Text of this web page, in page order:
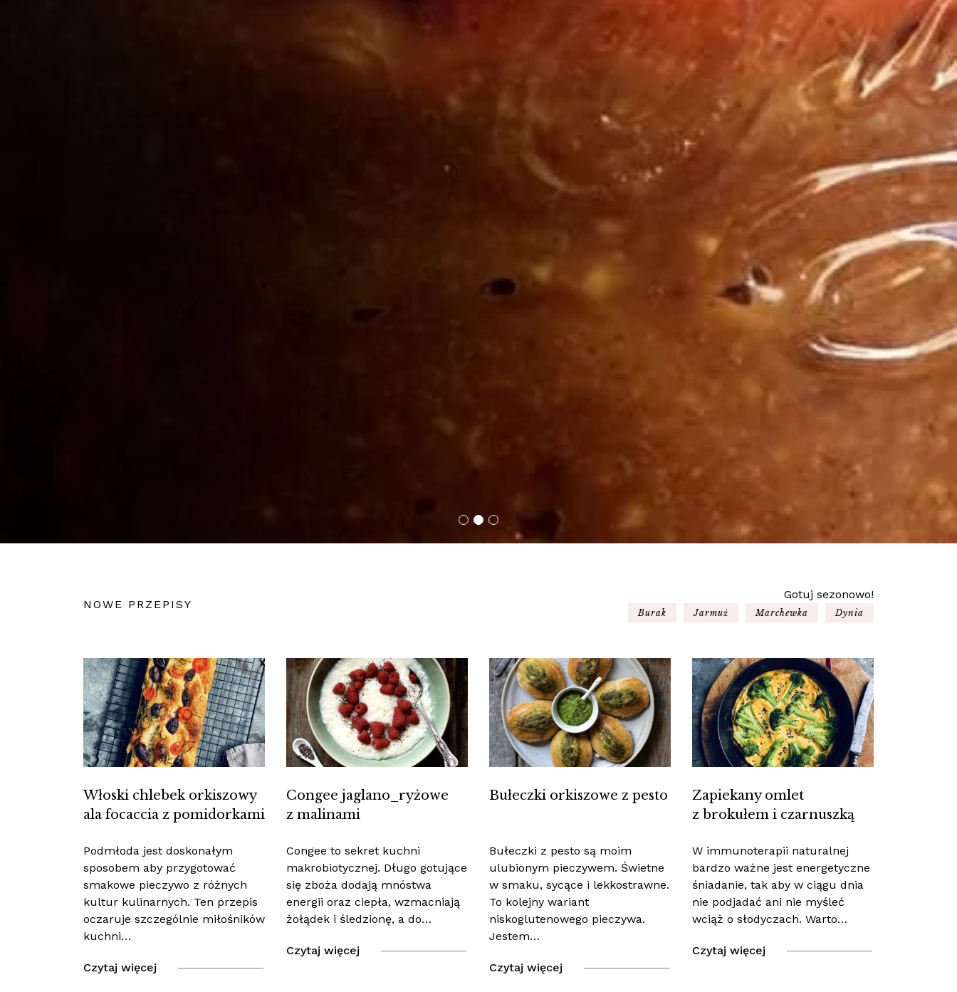
NOWE PRZEPISY
Gotuj sezonowo!
Burak Jarmuż Marchewka Dynia
Włoski chlebek orkiszowy
ala focaccia z pomidorkami
Podmłoda jest doskonałym
sposobem aby przygotować
smakowe pieczywo z różnych
kultur kulinarnych. Ten przepis
oczaruje szczególnie miłośników
kuchni…
Czytaj więcej
Congee jaglano_ryżowe
z malinami
Congee to sekret kuchni
makrobiotycznej. Długo gotujące
się zboża dodają mnóstwa
energii oraz ciepła, wzmacniają
żołądek i śledzionę, a do…
Czytaj więcej
Bułeczki orkiszowe z pesto
Bułeczki z pesto są moim
ulubionym pieczywem. Świetne
w smaku, sycące i lekkostrawne.
To kolejny wariant
niskoglutenowego pieczywa.
Jestem…
Czytaj więcej
Zapiekany omlet
z brokułem i czarnuszką
W immunoterapii naturalnej
bardzo ważne jest energetyczne
śniadanie, tak aby w ciągu dnia
nie podjadać ani nie myśleć
wciąż o słodyczach. Warto…
Czytaj więcej